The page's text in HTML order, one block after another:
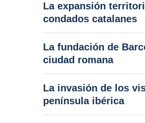
La expansión
condados catalanes
La fundación de
ciudad romana
La invasión de los
península ibérica